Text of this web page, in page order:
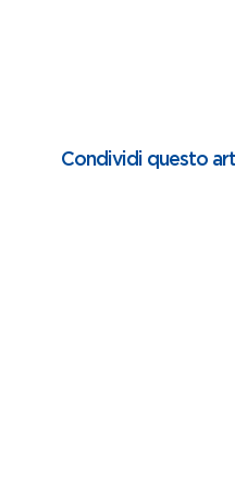
Condividi questo